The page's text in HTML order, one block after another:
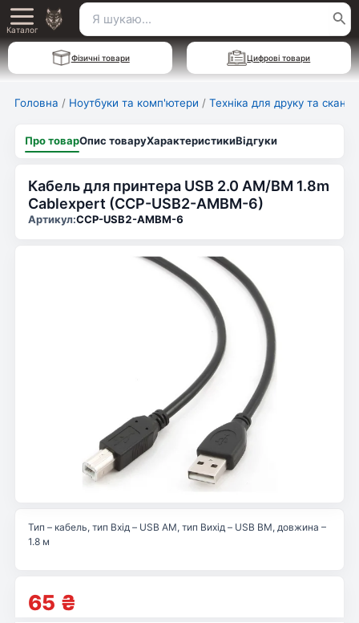
Перейти
до
вмісту
Main
Menu
Каталог
Пошук
для:
Фізичні товари Цифрові товари
Головна / Ноутбуки та комп'ютери / Техніка для друку та
Про товарОпис товаруХарактеристикиВідгуки
Кабель для принтера USB 2.0 AM/BM 1.8m
Cablexpert (CCP-USB2-AMBM-6)
Артикул:CCP-USB2-AMBM-6
65 ₴
Тип – кабель, тип Вхід – USB AM, тип Вихід – USB BM, довжина –
1.8 м